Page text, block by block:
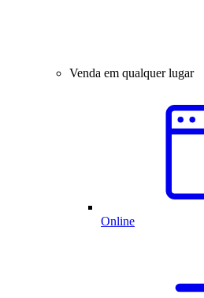
Venda em qualquer lugar
Online